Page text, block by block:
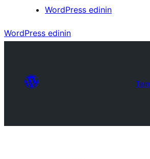
WordPress edinin
WordPress edinin